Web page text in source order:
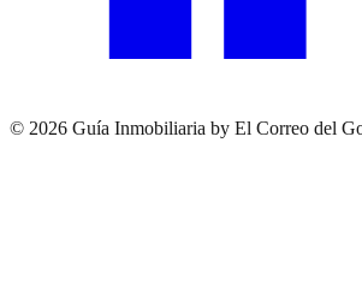
© 2026 Guía Inmobiliaria by El Correo del